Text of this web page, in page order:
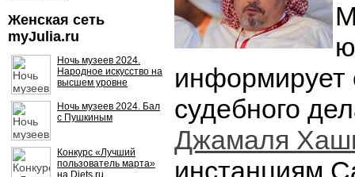
Женская сеть
myJulia.ru
Ночь музеев 2024.
Народное искусство на
высшем уровне
Ночь музеев 2024. Бал
с Пушкиным
Конкурс «Лучший
пользователь марта»
на Diets.ru
информирует
судебного
Джамаля
инстанциям